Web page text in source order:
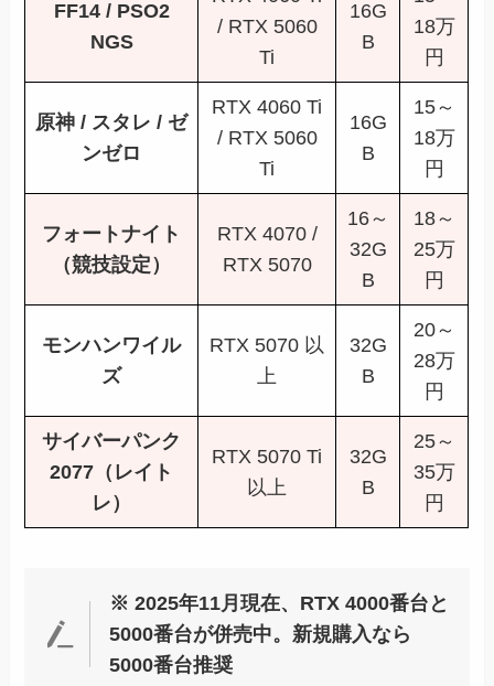
FF14 / PSO2
NGS
/ RTX 5060
Ti
16G
B
18万
円
原神 / スタレ / ゼ
ンゼロ
RTX 4060 Ti
/ RTX 5060
Ti
16G
B
15～
18万
円
フォートナイト
（競技設定）
RTX 4070 /
RTX 5070
16～
32G
B
18～
25万
円
モンハンワイル
ズ
RTX 5070 以
上
32G
B
20～
28万
円
サイバーパンク
2077（レイト
レ）
RTX 5070 Ti
以上
32G
B
25～
35万
円
※ 2025年11月現在、RTX 4000番台と
5000番台が併売中。新規購入なら
5000番台推奨